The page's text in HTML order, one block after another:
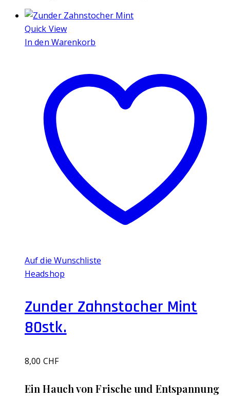
Quick View
In den Warenkorb
Auf die Wunschliste
Headshop
Zunder Zahnstocher Mint
80stk.
8,00 CHF
Ein Hauch von Frische und Entspannung